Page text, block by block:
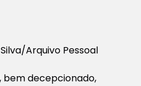
Arquivo Pessoal
bem decepcionado,